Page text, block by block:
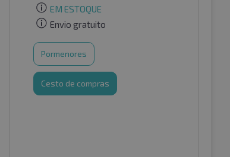
EM ESTOQUE
Envio gratuito
Pormenores
Cesto de compras